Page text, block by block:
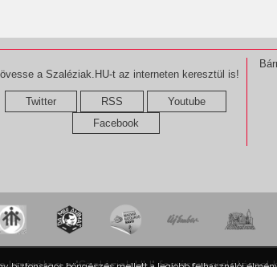
a Szaléziak.HU-t az interneten keresztül is!
Twitter RSS
Youtube
Facebook